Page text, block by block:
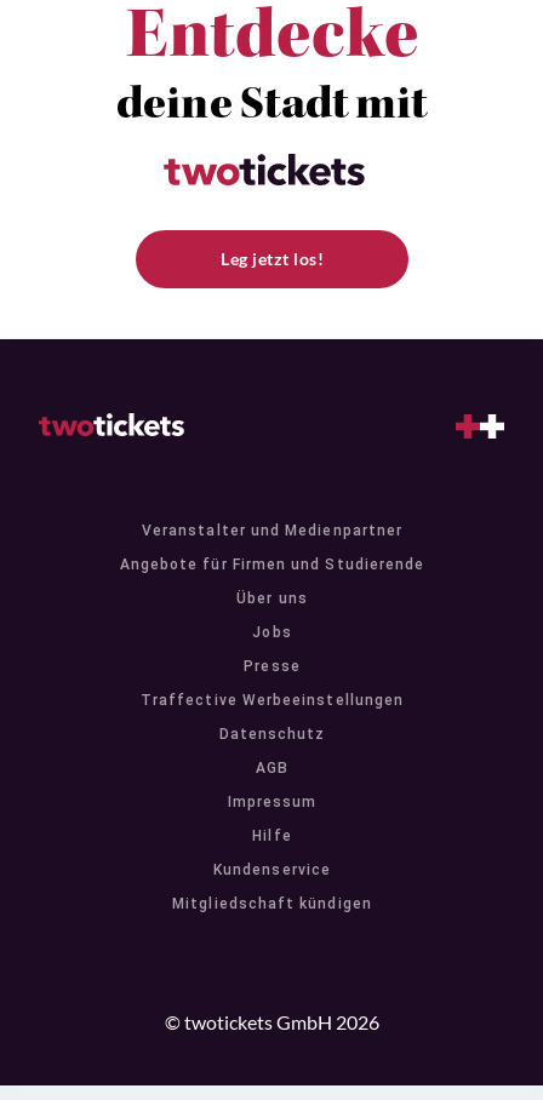
Entdecke
deine Stadt mit
Leg jetzt los!
Veranstalter und Medienpartner
Angebote für Firmen und Studierende
Über uns
Jobs
Presse
Traffective Werbeeinstellungen
Datenschutz
AGB
Impressum
Hilfe
Kundenservice
Mitgliedschaft kündigen
© twotickets GmbH 2026